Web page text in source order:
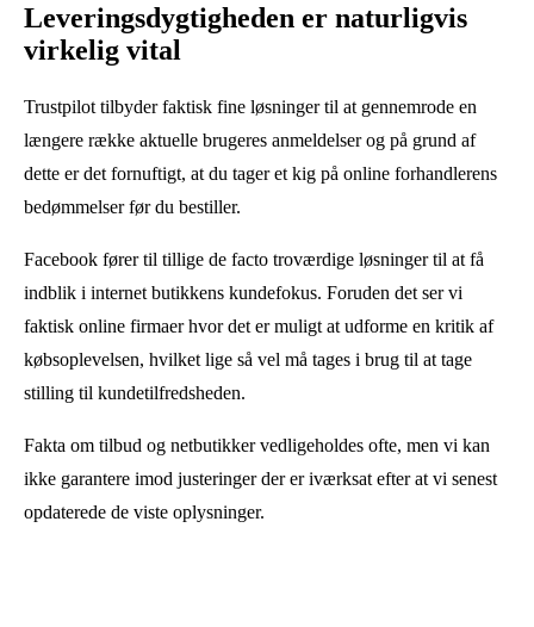
Leveringsdygtigheden er naturligvis
virkelig vital
Trustpilot tilbyder faktisk fine løsninger til at gennemrode en
længere række aktuelle brugeres anmeldelser og på grund af
dette er det fornuftigt, at du tager et kig på online forhandlerens
bedømmelser før du bestiller.
Facebook fører til tillige de facto troværdige løsninger til at få
indblik i internet butikkens kundefokus. Foruden det ser vi
faktisk online firmaer hvor det er muligt at udforme en kritik af
købsoplevelsen, hvilket lige så vel må tages i brug til at tage
stilling til kundetilfredsheden.
Fakta om tilbud og netbutikker vedligeholdes ofte, men vi kan
ikke garantere imod justeringer der er iværksat efter at vi senest
opdaterede de viste oplysninger.